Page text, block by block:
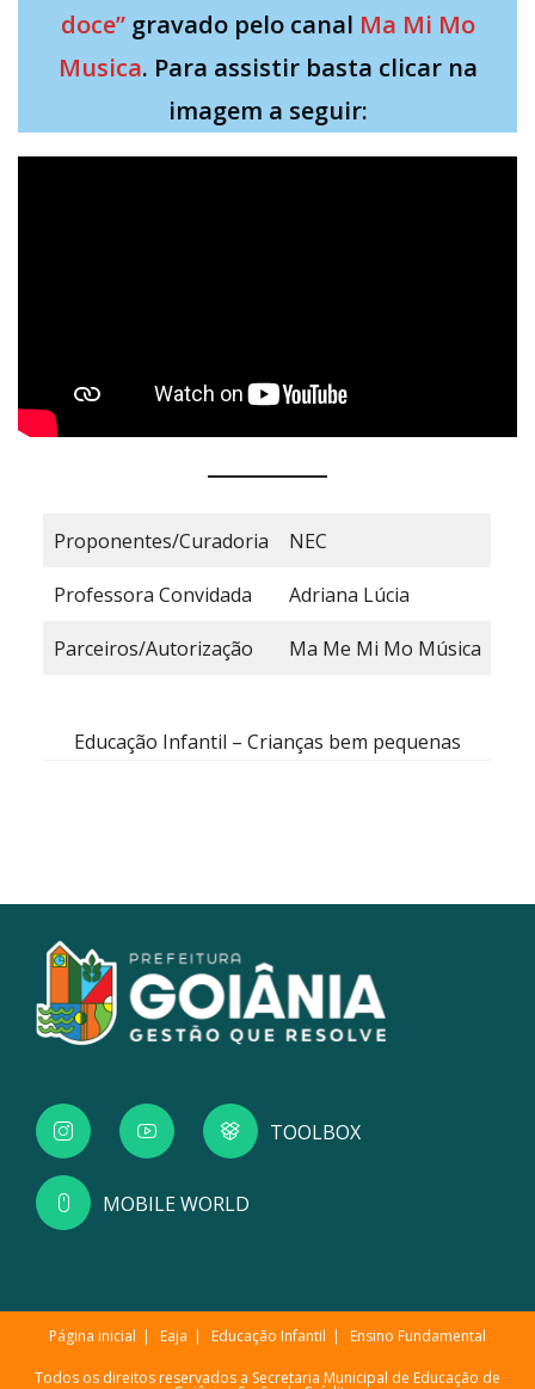
doce”gravado pelo canal Ma Mi Mo
Musica. Para assistir basta clicar na
imagem a seguir:
Proponentes/Curadoria NEC
Professora Convidada Adriana Lúcia
Parceiros/Autorização Ma Me Mi Mo Música
Educação Infantil – Crianças bem pequenas
TOOLBOX
MOBILE WORLD
Página inicial Eaja Educação Infantil Ensino Fundamental
Todos os direitos reservados a Secretaria Municipal de Educação de